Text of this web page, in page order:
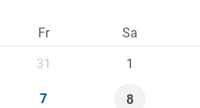
Fr Sa
31 1
7 8